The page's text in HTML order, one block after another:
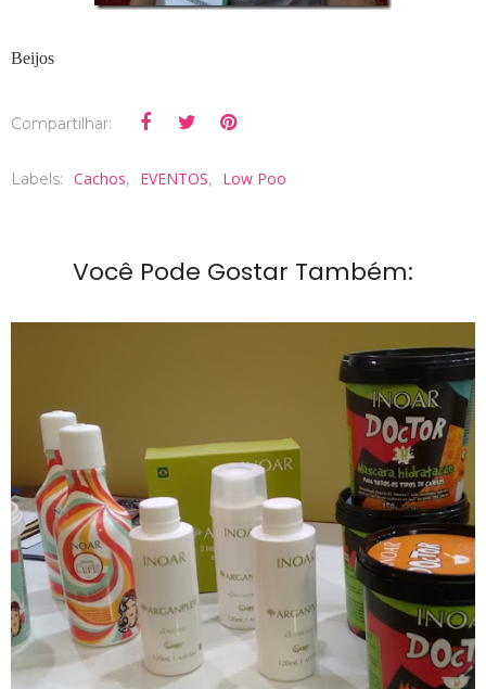
Beijos
Compartilhar:
Labels: Cachos, EVENTOS, Low Poo
Você Pode Gostar Também: